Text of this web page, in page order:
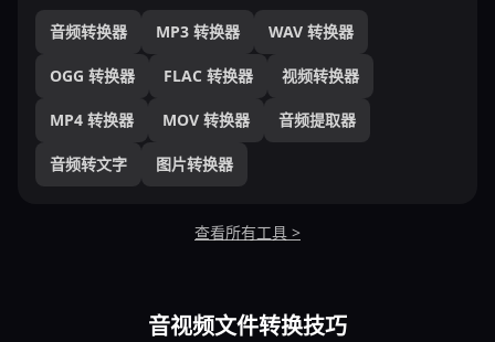
音频转换器 MP3 转换器 WAV 转换器
OGG 转换器 FLAC 转换器 视频转换器
MP4 转换器 MOV 转换器 音频提取器
音频转文字 图片转换器
查看所有工具 >
音视频文件转换技巧